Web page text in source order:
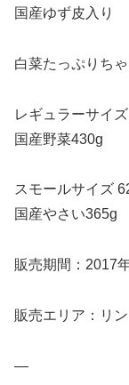
国産ゆず皮入り
白菜たっぷりち
レギュラーサイ
国産野菜430g
スモールサイズ
国産やさい365g
販売期間：2017
販売エリア：リ
—